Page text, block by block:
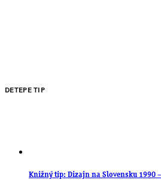
DETEPE TIP
Knižný tip: Dizajn na Slovensku 1990